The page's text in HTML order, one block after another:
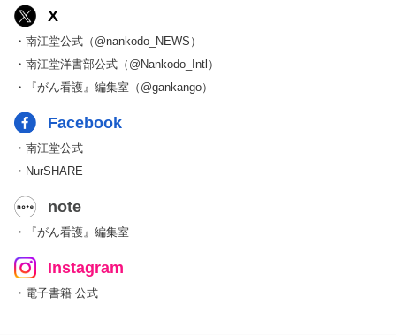
X
・南江堂公式（@nankodo_NEWS）
・南江堂洋書部公式（@Nankodo_Intl）
・『がん看護』編集室（@gankango）
Facebook
・南江堂公式
・NurSHARE
note
・『がん看護』編集室
Instagram
・電子書籍 公式